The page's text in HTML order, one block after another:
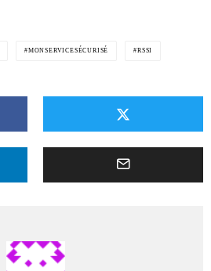
MONSERVICESÉCURISÉ RSSI